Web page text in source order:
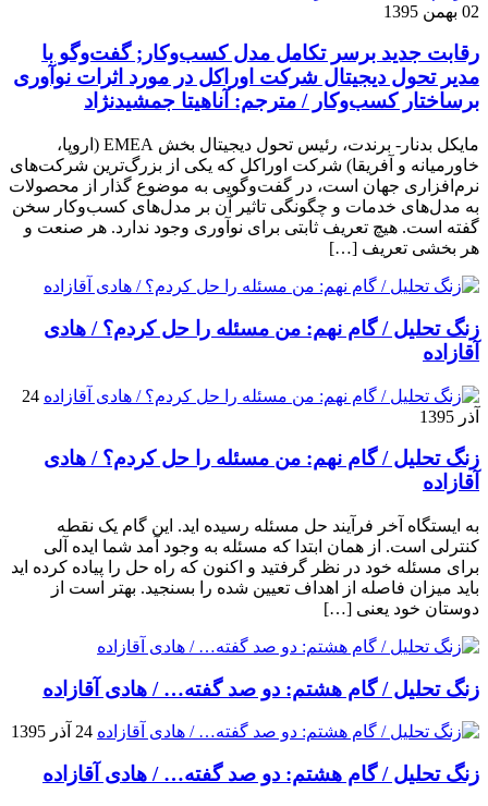
02 بهمن 1395
رقابت جدید برسر تکامل مدل کسب‌و‌کار; گفت‌وگو با
مدیر تحول دیجیتال شرکت اوراکل در مورد اثرات نوآوری
برساختار کسب‌وکار / مترجم: آناهیتا جمشیدنژاد
مایکل بدنار- برندت، رئیس تحول دیجیتال بخش EMEA (اروپا،
خاورمیانه و آفریقا) شرکت اوراکل که یکی از بزرگ‌ترین شرکت‌های
نرم‌افزاری جهان است، در گفت‌وگویی به موضوع گذار از محصولات
به مدل‌های خدمات و چگونگی تاثیر آن بر مدل‌های کسب‌و‌کار سخن
گفته است. هیچ تعریف ثابتی برای نوآوری وجود ندارد. هر صنعت و
هر بخشی تعریف […]
زنگ تحلیل / گام نهم: من مسئله را حل کردم؟ / هادی
آقازاده
24
آذر 1395
زنگ تحلیل / گام نهم: من مسئله را حل کردم؟ / هادی
آقازاده
به ایستگاه آخر فرآیند حل مسئله رسیده اید. این گام یک نقطه
کنترلی است. از همان ابتدا که مسئله به وجود آمد شما ایده آلی
برای مسئله خود در نظر گرفتید و اکنون که راه حل را پیاده کرده اید
باید میزان فاصله از اهداف تعیین شده را بسنجید. بهتر است از
دوستان خود یعنی […]
زنگ تحلیل / گام هشتم: دو صد گفته… / هادی آقازاده
24 آذر 1395
زنگ تحلیل / گام هشتم: دو صد گفته… / هادی آقازاده